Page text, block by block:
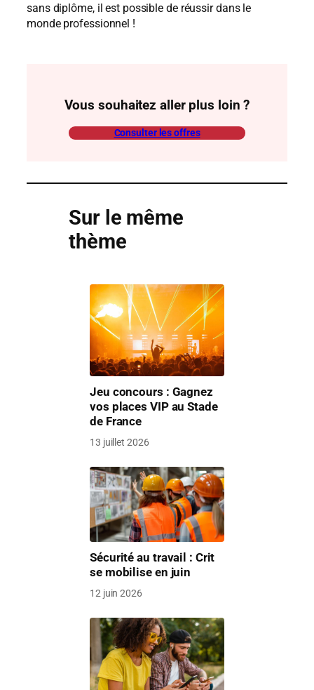
sans diplôme, il est possible de réussir dans le
monde professionnel !
Vous souhaitez aller plus loin ?
Consulter les offres
Sur le même
thème
Jeu concours : Gagnez
vos places VIP au Stade
de France
13 juillet 2026
Sécurité au travail : Crit
se mobilise en juin
12 juin 2026